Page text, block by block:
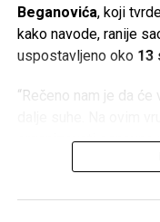
Beganovića, koji
kako navode, ranije
uspostavljeno oko 13
“Rečeno nam je da
organizovati osnovne
Temperature koje